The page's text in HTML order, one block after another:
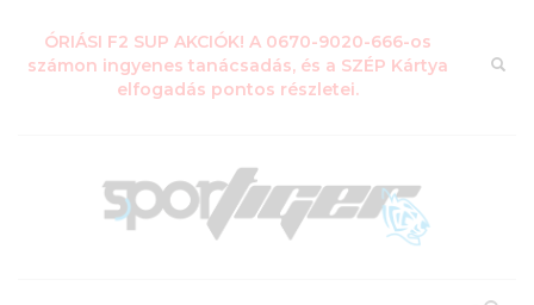
ÓRIÁSI F2 SUP AKCIÓK! A 0670-9020-666-os
számon ingyenes tanácsadás, és a SZÉP Kártya
elfogadás pontos részletei.